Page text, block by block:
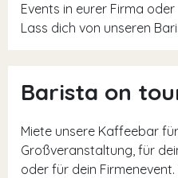
Events in eurer Firma
Lass dich von unseren
Barista on
Miete unsere Kaffeebar
Großveranstaltung, für
oder für dein